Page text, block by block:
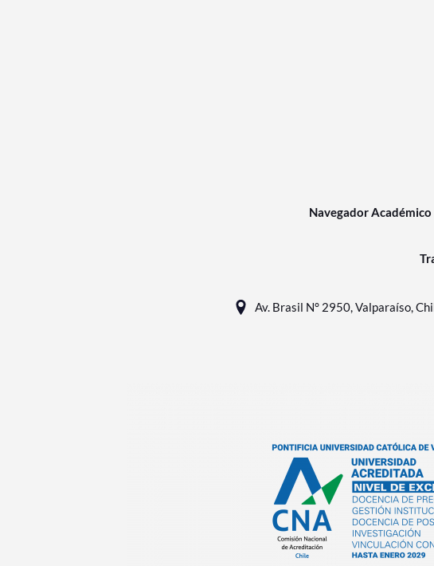
Navegador Académico
Av. Brasil N° 2950, Valparaíso,